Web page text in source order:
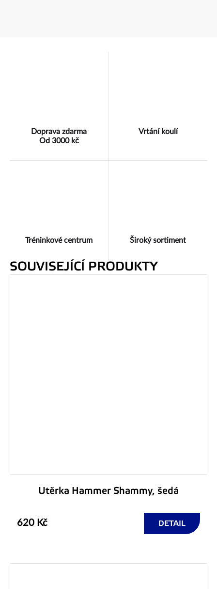
Doprava zdarma
Od 3000 kč
Vrtání koulí
Tréninkové centrum Široký sortiment
SOUVISEJÍCÍ PRODUKTY
Utěrka Hammer Shammy, šedá
620 Kč DETAIL